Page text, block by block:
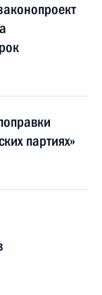
партиях»